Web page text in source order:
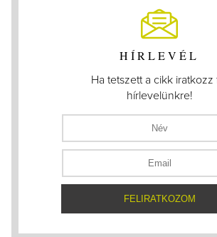
HÍRLEVÉL
Ha tetszett a cikk iratkozz
hírlevelünkre!